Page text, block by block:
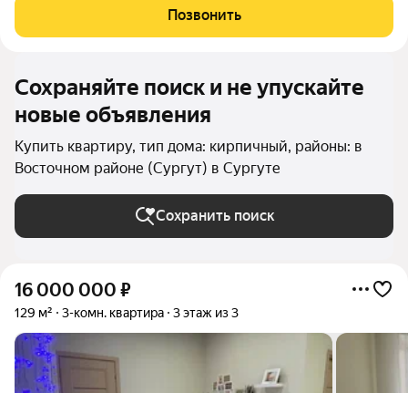
Звоните, чтобы узнать размер вашей скидки! Сибпромстрой -
30 лет на рынке! Готовое жилье.
Позвонить
Сохраняйте поиск и не упускайте
новые объявления
Купить квартиру, тип дома: кирпичный, районы: в
Восточном районе (Сургут) в Сургуте
Сохранить поиск
16 000 000 ₽
129 м² 3-комн. квартира 3 этаж из 3